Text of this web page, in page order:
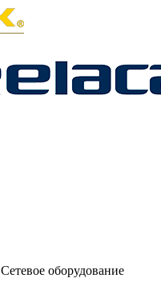
Сетевое оборудование